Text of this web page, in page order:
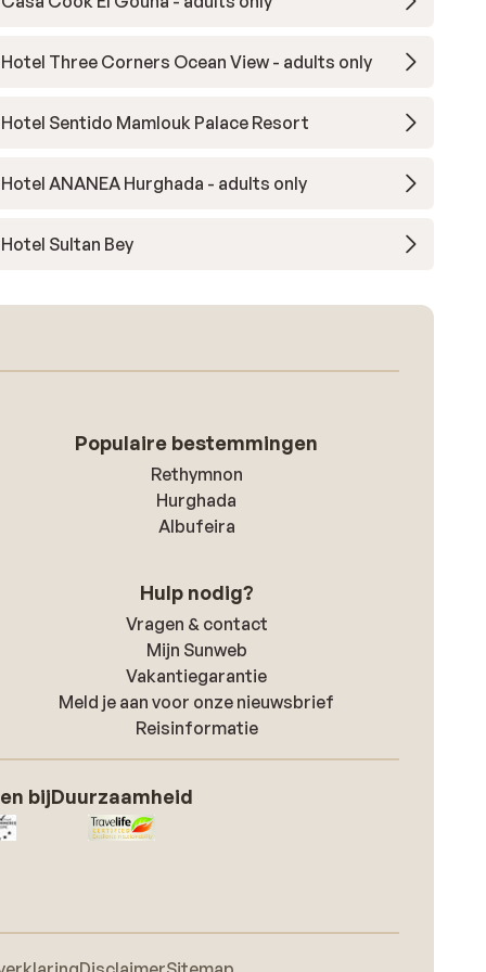
Hotel Three Corners Ocean View - adults only
Hotel Sentido Mamlouk Palace Resort
Hotel ANANEA Hurghada - adults only
Hotel Sultan Bey
Populaire bestemmingen
Rethymnon
Hurghada
Albufeira
Hulp nodig?
Vragen & contact
Mijn Sunweb
Vakantiegarantie
Meld je aan voor onze nieuwsbrief
Reisinformatie
bijDuurzaamheid